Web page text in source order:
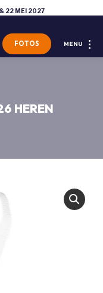
22 MEI 2027
MENU
FOTOS
HEREN